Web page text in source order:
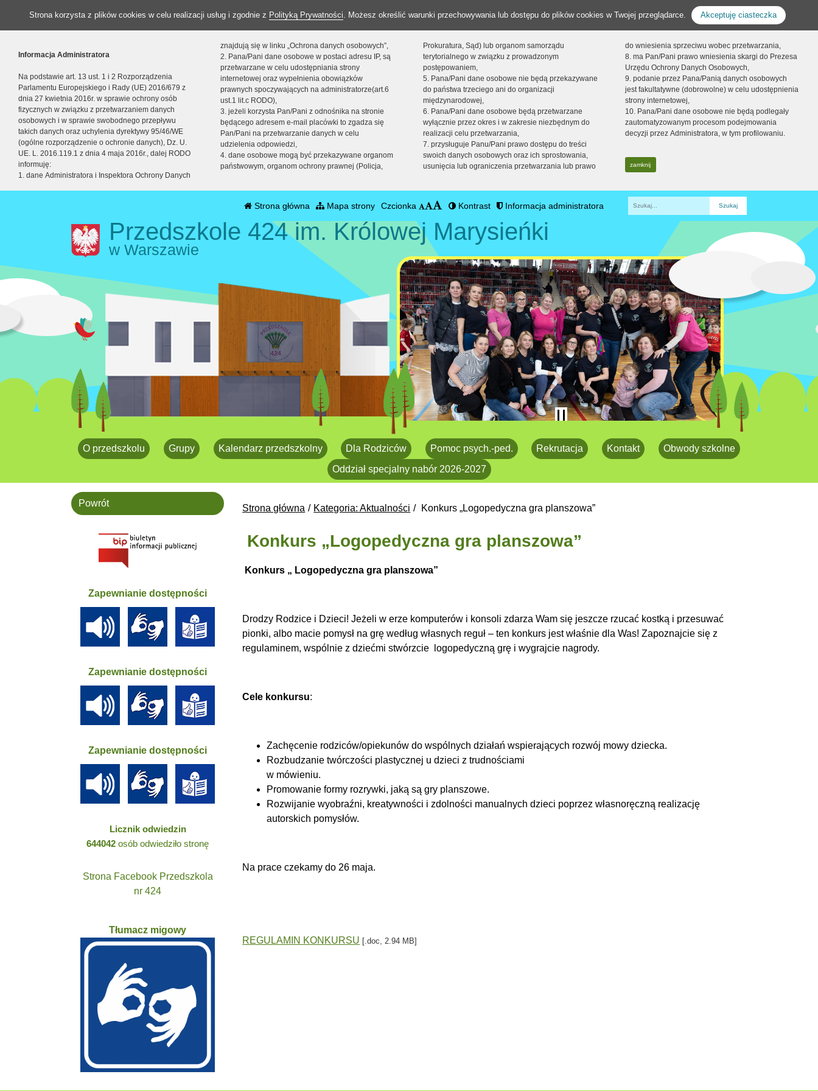
Strona korzysta z plików cookies w celu realizacji usług i zgodnie z Polityką Prywatności. Możesz określić warunki przechowywania lub dostępu do plików cookies w Twojej przeglądarce. Akceptuję ciasteczka
Informacja Administratora
Na podstawie art. 13 ust. 1 i 2 Rozporządzenia
Parlamentu Europejskiego i Rady (UE) 2016/679 z
dnia 27 kwietnia 2016r. w sprawie ochrony osób
fizycznych w związku z przetwarzaniem danych
osobowych i w sprawie swobodnego przepływu
takich danych oraz uchylenia dyrektywy 95/46/WE
(ogólne rozporządzenie o ochronie danych), Dz. U.
UE. L. 2016.119.1 z dnia 4 maja 2016r., dalej RODO
informuję:
1. dane Administratora i Inspektora Ochrony Danych
znajdują się w linku „Ochrona danych osobowych”,
2. Pana/Pani dane osobowe w postaci adresu IP, są
przetwarzane w celu udostępniania strony
internetowej oraz wypełnienia obowiązków
prawnych spoczywających na administratorze(art.6
ust.1 lit.c RODO),
3. jeżeli korzysta Pan/Pani z odnośnika na stronie
będącego adresem e-mail placówki to zgadza się
Pan/Pani na przetwarzanie danych w celu
udzielenia odpowiedzi,
4. dane osobowe mogą być przekazywane organom
państwowym, organom ochrony prawnej (Policja,
Prokuratura, Sąd) lub organom samorządu
terytorialnego w związku z prowadzonym
postępowaniem,
5. Pana/Pani dane osobowe nie będą przekazywane
do państwa trzeciego ani do organizacji
międzynarodowej,
6. Pana/Pani dane osobowe będą przetwarzane
wyłącznie przez okres i w zakresie niezbędnym do
realizacji celu przetwarzania,
7. przysługuje Panu/Pani prawo dostępu do treści
swoich danych osobowych oraz ich sprostowania,
usunięcia lub ograniczenia przetwarzania lub prawo
do wniesienia sprzeciwu wobec przetwarzania,
8. ma Pan/Pani prawo wniesienia skargi do Prezesa
Urzędu Ochrony Danych Osobowych,
9. podanie przez Pana/Panią danych osobowych
jest fakultatywne (dobrowolne) w celu udostępnienia
strony internetowej,
10. Pana/Pani dane osobowe nie będą podlegały
zautomatyzowanym procesom podejmowania
decyzji przez Administratora, w tym profilowaniu.
zamknij
Strona główna Mapa strony Czcionka Kontrast Informacja administratora
Fraza
Przedszkole 424 im. Królowej Marysieńki
w Warszawie
O przedszkolu Grupy Kalendarz przedszkolny Dla Rodziców Pomoc psych.-ped. Rekrutacja Kontakt
Obwody szkolne
Oddział specjalny nabór 2026-2027
Strona główna Kategoria: Aktualności Konkurs „Logopedyczna gra planszowa”
Konkurs „Logopedyczna gra planszowa”
Konkurs „ Logopedyczna gra planszowa”
Drodzy Rodzice i Dzieci! Jeżeli w erze komputerów i konsoli zdarza Wam się jeszcze rzucać kostką i przesuwać
pionki, albo macie pomysł na grę według własnych reguł – ten konkurs jest właśnie dla Was! Zapoznajcie się z
regulaminem, wspólnie z dziećmi stwórzcie logopedyczną grę i wygrajcie nagrody.
Cele konkursu:
Zachęcenie rodziców/opiekunów do wspólnych działań wspierających rozwój mowy dziecka.
Rozbudzanie twórczości plastycznej u dzieci z trudnościami
w mówieniu.
Promowanie formy rozrywki, jaką są gry planszowe.
Rozwijanie wyobraźni, kreatywności i zdolności manualnych dzieci poprzez własnoręczną realizację
autorskich pomysłów.
Na prace czekamy do 26 maja.
REGULAMIN KONKURSU [.doc, 2.94 MB]
Powrót
Zapewnianie dostępności
Zapewnianie dostępności
Zapewnianie dostępności
Licznik odwiedzin
644042 osób odwiedziło stronę
Strona Facebook Przedszkola
nr 424
Tłumacz migowy